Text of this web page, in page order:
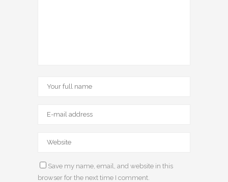
Save my name, email, and website in this
browser for the next time I comment.